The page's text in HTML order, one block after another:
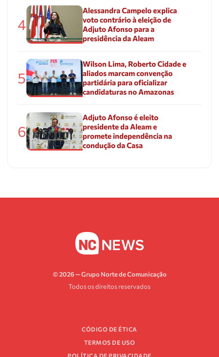
4
Alessandra Campelo explica
voto contrário à eleição de
Adjuto Afonso para a
presidência da Aleam
5
Wilson Lima, Roberto Cidade e
aliados marcam convenção
partidária para oficializar
candidaturas no Amazonas
6
Adjuto Afonso é eleito
presidente da Aleam e
promete independência na
condução da Casa
© 2026 — Grupo Norte de Comunicação
Todos os direitos reservados
CÓDIGO DE ÉTICA
TERMOS DE USO